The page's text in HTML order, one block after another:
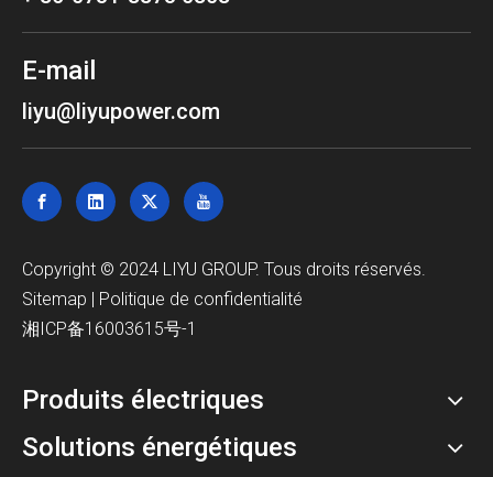
E-mail
liyu@liyupower.com
Copyright © 2024 LIYU GROUP. Tous droits réservés.
Sitemap | Politique de confidentialité
湘ICP备16003615号-1
Produits électriques
Solutions énergétiques